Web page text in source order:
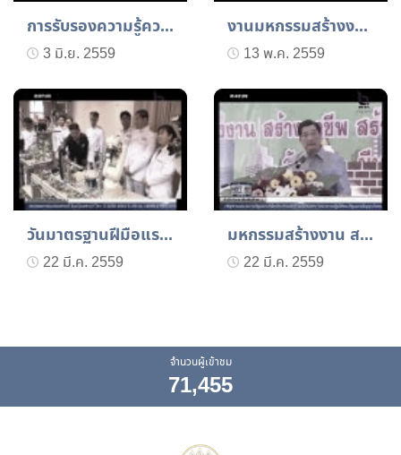
การรับรองความรู้ความสามา...
3 มิ.ย. 2559
งานมหกรรมสร้างงานสร้างอา...
13 พ.ค. 2559
วันมาตรฐานฝีมือแรงงานแห่...
22 มี.ค. 2559
มหกรรมสร้างงาน สร้างอาชี...
22 มี.ค. 2559
จำนวนผู้เข้าชม
71,455